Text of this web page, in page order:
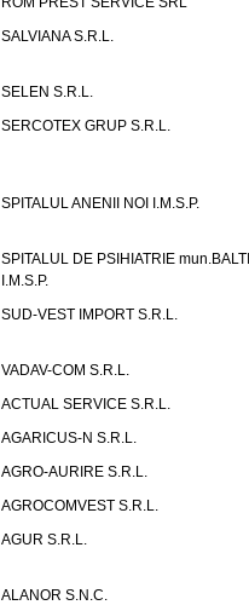
SALVIANA S.R.L.
SELEN S.R.L.
SERCOTEX GRUP S.R.L.
SPITALUL ANENII NOI I.M.S.P.
SPITALUL DE PSIHIATRIE mun.BALTI
I.M.S.P.
SUD-VEST IMPORT S.R.L.
VADAV-COM S.R.L.
ACTUAL SERVICE S.R.L.
AGARICUS-N S.R.L.
AGRO-AURIRE S.R.L.
AGROCOMVEST S.R.L.
AGUR S.R.L.
ALANOR S.N.C.